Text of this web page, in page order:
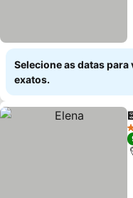
Selecione as datas para
exatos.